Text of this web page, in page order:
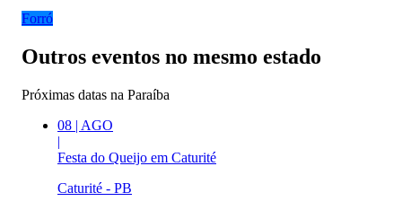
Forró
Outros eventos no mesmo estado
Próximas datas na Paraíba
08 | AGO
|
Festa do Queijo em Caturité
Caturité - PB